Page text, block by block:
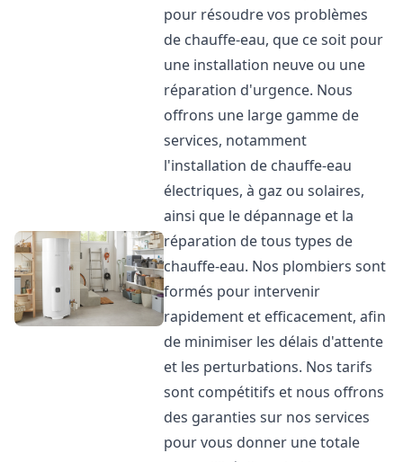
pour résoudre vos problèmes
de chauffe-eau, que ce soit pour
une installation neuve ou une
réparation d'urgence. Nous
offrons une large gamme de
services, notamment
l'installation de chauffe-eau
électriques, à gaz ou solaires,
ainsi que le dépannage et la
réparation de tous types de
chauffe-eau. Nos plombiers sont
formés pour intervenir
rapidement et efficacement, afin
de minimiser les délais d'attente
et les perturbations. Nos tarifs
sont compétitifs et nous offrons
des garanties sur nos services
pour vous donner une totale